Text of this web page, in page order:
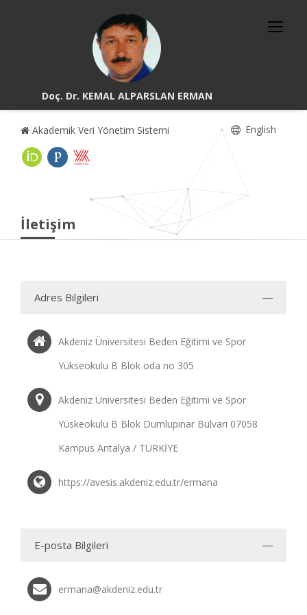
Doç. Dr. KEMAL ALPARSLAN ERMAN
Akademik Veri Yönetim Sistemi English
İletişim
Adres Bilgileri
Akdeniz Üniversitesi Beden Eğitimi ve Spor
Yükseokulu B Blok oda no 305
Akdeniz Üniversitesi Beden Eğitimi ve Spor
Yüskeokulu B Blok Dumlupınar Bulvarı 07058
Kampus Antalya / TÜRKİYE
https://avesis.akdeniz.edu.tr/ermana
E-posta Bilgileri
ermana@akdeniz.edu.tr